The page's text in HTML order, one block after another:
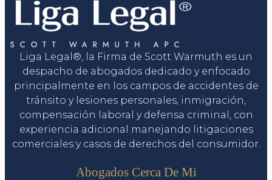
Liga Legal®, la Firma de Scott Warmuth es un
despacho de abogados dedicado y enfocado
principalmente en los campos de accidentes de
tránsito y lesiones personales, inmigración,
compensación laboral y defensa criminal, con
experiencia adicional manejando litigaciones
comerciales y casos de derechos del consumidor.
Abogados Cerca De Mi